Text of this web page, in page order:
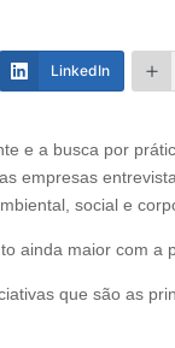
LinkedIn
e a busca por
empresas
social e
ainda maior com
que são as